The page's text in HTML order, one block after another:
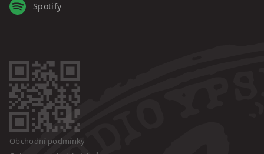
Spotify
Obchodní podmínky